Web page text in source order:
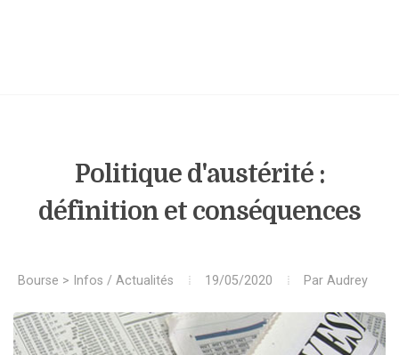
Politique d'austérité :
définition et conséquences
Bourse > Infos / Actualités 19/05/2020 Par Audrey